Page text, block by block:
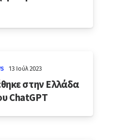
13 Ιούλ 2023
στην Ελλάδα
ChatGPT